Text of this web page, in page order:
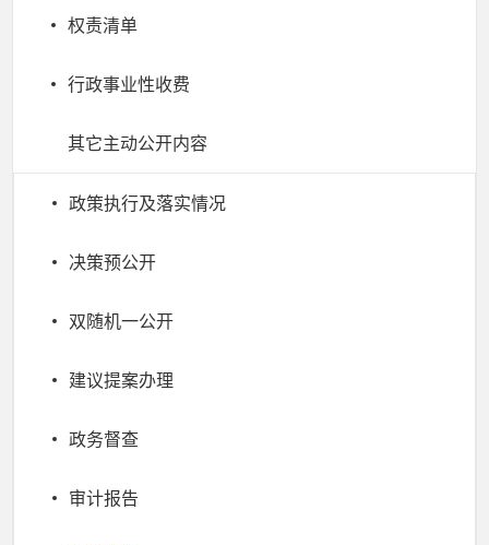
权责清单
行政事业性收费
其它主动公开内容
政策执行及落实情况
决策预公开
双随机一公开
建议提案办理
政务督查
审计报告